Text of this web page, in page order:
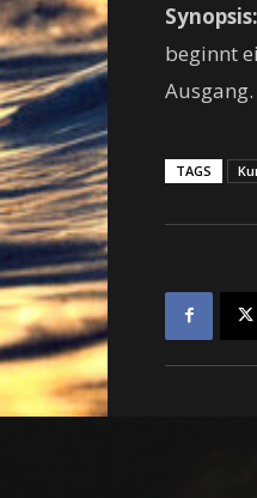
Synopsis:
beginnt
TAGS